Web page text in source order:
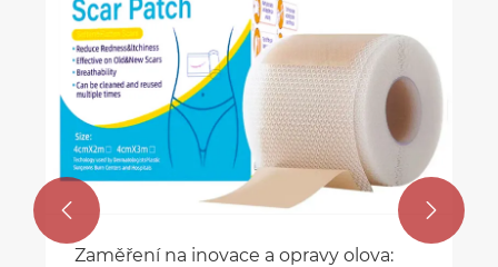
Zaměření na inovace a opravy olova:
 